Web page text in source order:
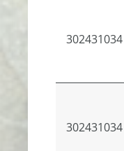
302431034
302431034